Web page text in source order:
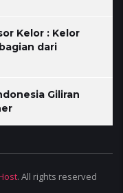
Kelor : Kelor
dari
Giliran
. All rights reserved